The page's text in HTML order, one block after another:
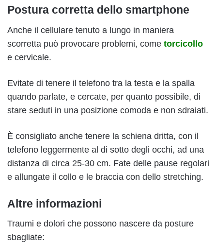
Postura corretta dello smartphone
Anche il cellulare tenuto a lungo in maniera
scorretta può provocare problemi, come torcicollo
e cervicale.
Evitate di tenere il telefono tra la testa e la spalla
quando parlate, e cercate, per quanto possibile, di
stare seduti in una posizione comoda e non sdraiati.
È consigliato anche tenere la schiena dritta, con il
telefono leggermente al di sotto degli occhi, ad una
distanza di circa 25-30 cm. Fate delle pause regolari
e allungate il collo e le braccia con dello stretching.
Altre informazioni
Traumi e dolori che possono nascere da posture
sbagliate: